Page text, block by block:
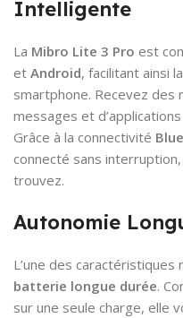
Intelligente
La Mibro Lite 3 Pro est
et Android, facilitant ainsi
smartphone. Recevez des
messages et
Grâce à la connectivité
connecté sans
trouvez.
Autonomie
L’une des caractéristiques
batterie longue durée.
sur une seule charge, elle